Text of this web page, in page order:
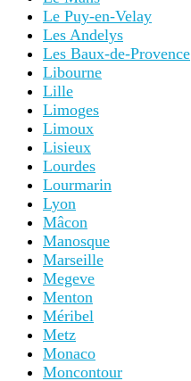
Le Puy-en-Velay
Les Andelys
Les Baux-de-Provence
Libourne
Lille
Limoges
Limoux
Lisieux
Lourdes
Lourmarin
Lyon
Mâcon
Manosque
Marseille
Megeve
Menton
Méribel
Metz
Monaco
Moncontour